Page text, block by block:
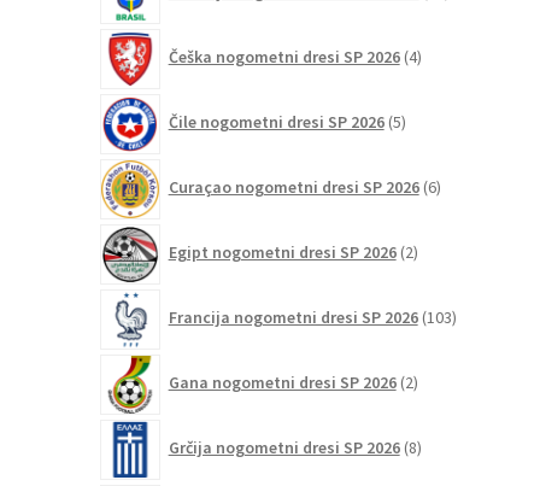
Češka nogometni dresi SP 2026 4izdelki
Čile nogometni dresi SP 2026 5izdelkov
Curaçao nogometni dresi SP 2026 6izdelkov
Egipt nogometni dresi SP 2026 2izdelka
Francija nogometni dresi SP 2026 103izdelki
Gana nogometni dresi SP 2026 2izdelka
Grčija nogometni dresi SP 2026 8izdelkov